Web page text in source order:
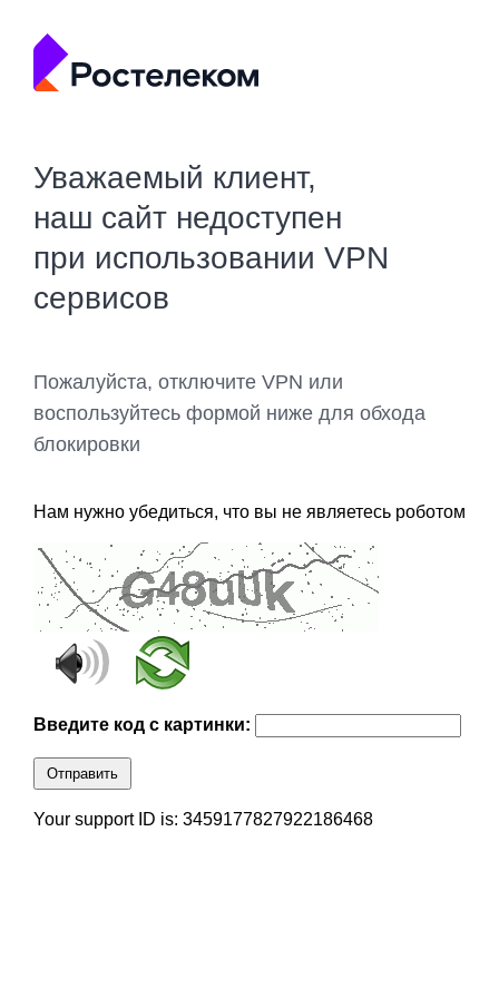
Уважаемый клиент,
наш сайт недоступен
при использовании VPN
сервисов
Пожалуйста, отключите VPN или
воспользуйтесь формой ниже для обхода
блокировки
Нам нужно убедиться, что вы не являетесь роботом
Введите код с картинки:
Отправить
Your support ID is: 3459177827922186468